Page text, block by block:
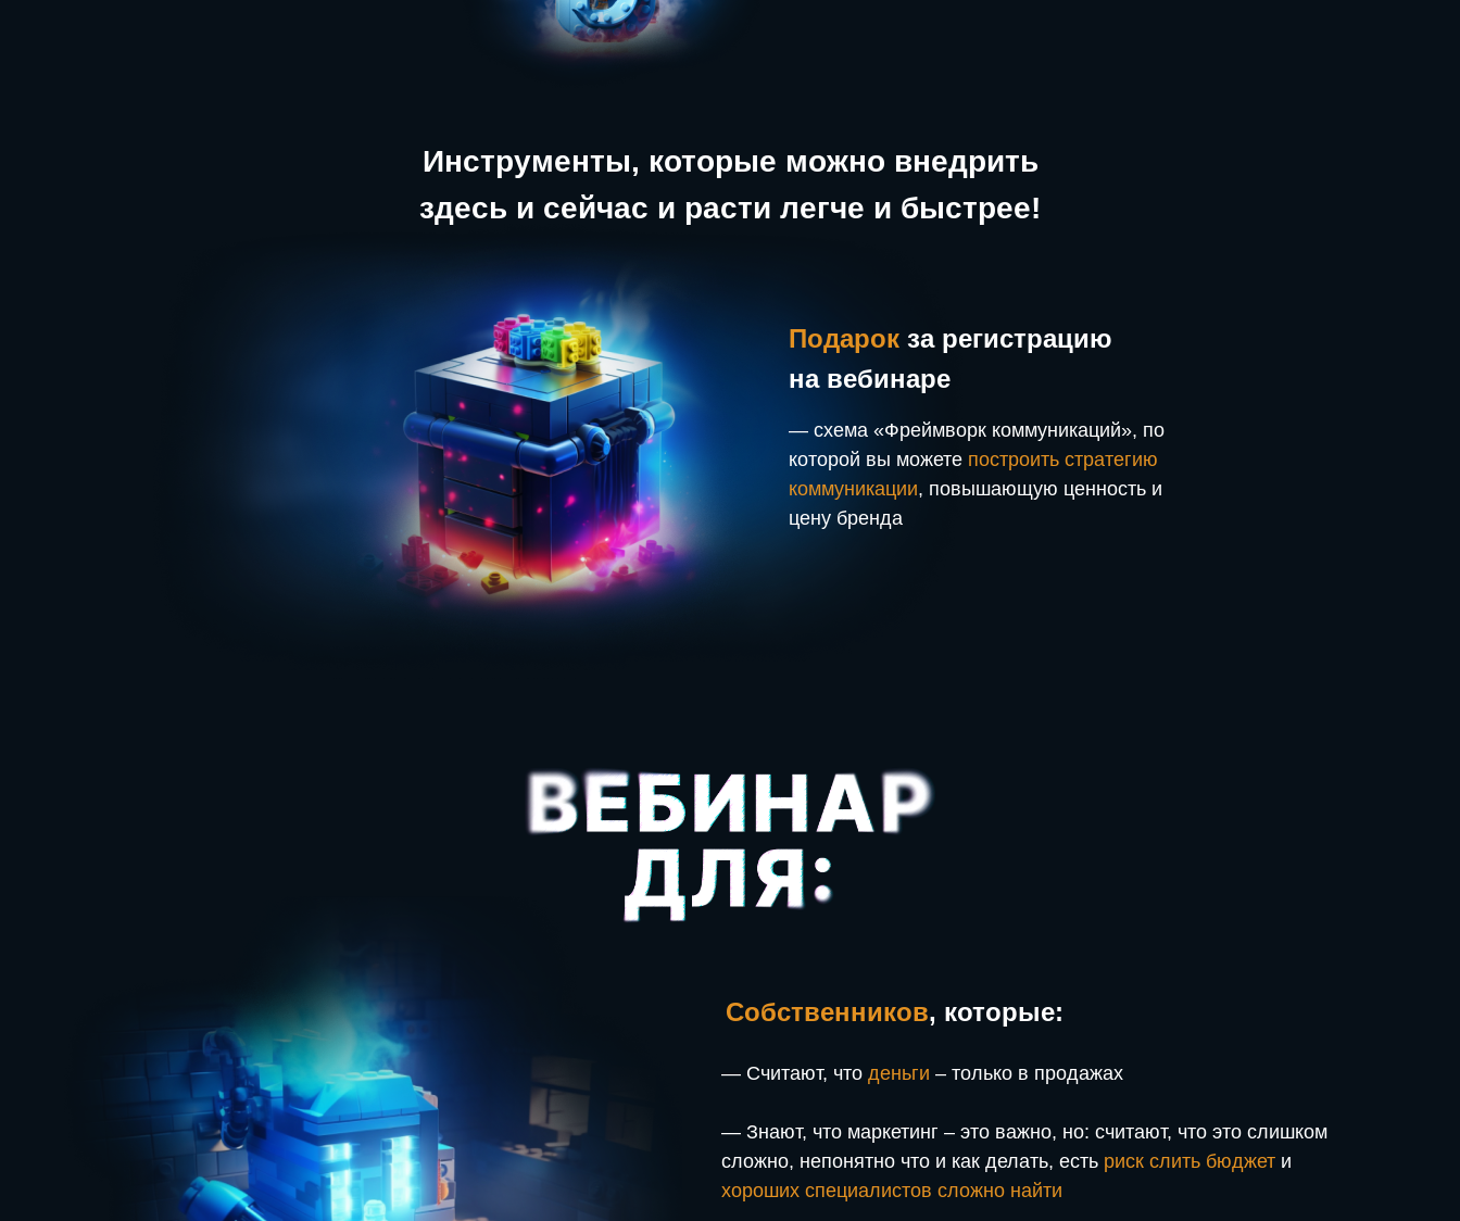
Подарок за регистрацию
на вебинаре
— схема «Фреймворк коммуникаций», по
которой вы можете построить стратегию
коммуникации, повышающую ценность и
цену бренда
Инструменты, которые можно внедрить
здесь и сейчас и расти легче и быстрее!
— Считают, что деньги – только в продажах
— Знают, что маркетинг – это важно, но: считают, что это слишком
сложно, непонятно что и как делать, есть риск слить бюджет и
хороших специалистов сложно найти
Собственников, которые: